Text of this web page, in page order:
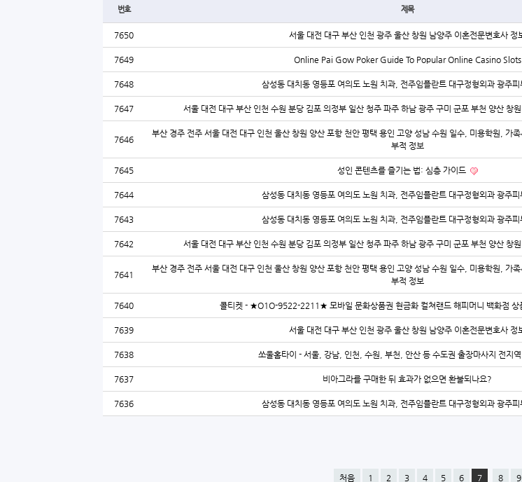
번호 제목
7650 서울 대전 대구 부산 인천 광주 울산 창원 남양주 이혼전문변호사 정
7649 Online Pai Gow Poker Guide To Popular Online Casino Slots
7648 삼성동 대치동 영등포 여의도 노원 치과, 전주임플란트 대구정형외과 광주피
7647 서울 대전 대구 부산 인천 수원 분당 김포 의정부 일산 청주 파주 하남 광주 구미 군포 부천 양산 창
7646
부산 경주 전주 서울 대전 대구 인천 울산 창원 양산 포항 천안 평택 용인 고양 성남 수원 일수, 미용학원, 가
부적 정보
7645 성인 콘텐츠를 즐기는 법: 심층 가이드
7644 삼성동 대치동 영등포 여의도 노원 치과, 전주임플란트 대구정형외과 광주피
7643 삼성동 대치동 영등포 여의도 노원 치과, 전주임플란트 대구정형외과 광주피
7642 서울 대전 대구 부산 인천 수원 분당 김포 의정부 일산 청주 파주 하남 광주 구미 군포 부천 양산 창
7641
부산 경주 전주 서울 대전 대구 인천 울산 창원 양산 포항 천안 평택 용인 고양 성남 수원 일수, 미용학원, 가
부적 정보
7640 콜티켓 - ★O1O-9522-2211★ 모바일 문화상품권 현금화 컬쳐랜드 해피머니 백화점 상
7639 서울 대전 대구 부산 인천 광주 울산 창원 남양주 이혼전문변호사 정
7638 쏘울홈타이 - 서울, 강남, 인천, 수원, 부천, 안산 등 수도권 출장마사지 전지
7637 비아그라를 구매한 뒤 효과가 없으면 환불되나요?
7636 삼성동 대치동 영등포 여의도 노원 치과, 전주임플란트 대구정형외과 광주피
처음 1 2 3 4 5 6 7 8 9